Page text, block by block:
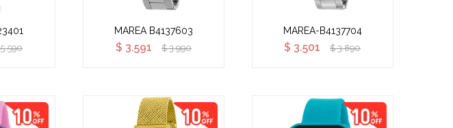
5.590
MAREA B4137603
$ 3.591 $ 3.990
MAREA-B4137704
$ 3.501 $ 3.890